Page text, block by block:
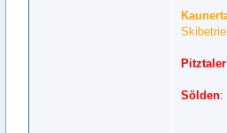
Sölden: